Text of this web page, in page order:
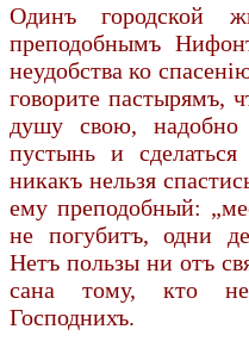
Одинъ городской
преподобнымъ
неудобства ко
говорите пастырямъ,
душу свою,
пустынь и
никакъ нельзя
ему преподобный:
не погубитъ, одни
Нетъ пользы ни отъ
сана тому, кто не
Господнихъ.